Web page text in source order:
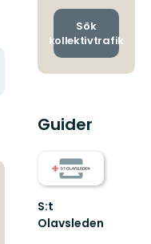
och
Sök
kollektivtrafik
Guider
S:t
Olavsleden